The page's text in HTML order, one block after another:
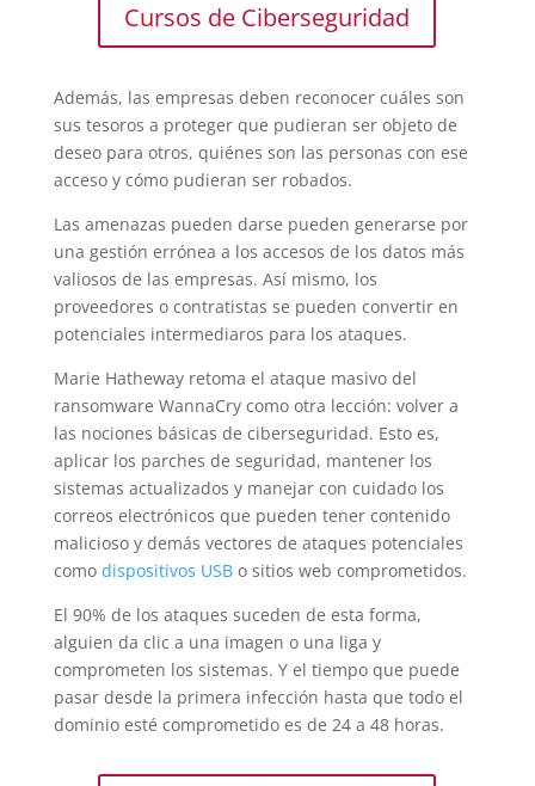
Cursos de Ciberseguridad
Además, las empresas deben reconocer cuáles son
sus tesoros a proteger que pudieran ser objeto de
deseo para otros, quiénes son las personas con ese
acceso y cómo pudieran ser robados.
Las amenazas pueden darse pueden generarse por
una gestión errónea a los accesos de los datos más
valiosos de las empresas. Así mismo, los
proveedores o contratistas se pueden convertir en
potenciales intermediaros para los ataques.
Marie Hatheway retoma el ataque masivo del
ransomware WannaCry como otra lección: volver a
las nociones básicas de ciberseguridad. Esto es,
aplicar los parches de seguridad, mantener los
sistemas actualizados y manejar con cuidado los
correos electrónicos que pueden tener contenido
malicioso y demás vectores de ataques potenciales
como dispositivos USBo sitios web comprometidos.
El 90% de los ataques suceden de esta forma,
alguien da clic a una imagen o una liga y
comprometen los sistemas. Y el tiempo que puede
pasar desde la primera infección hasta que todo el
dominio esté comprometido es de 24 a 48 horas.